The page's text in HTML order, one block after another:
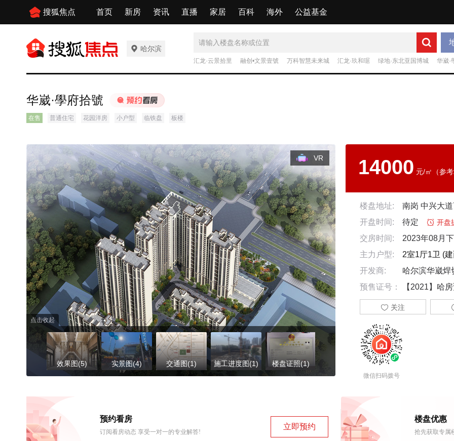
搜狐焦点 首页 新房 资讯 直播 家居 百科 海外 公益基金
哈尔滨
汇龙·云景拾里 融创•文景壹號 万科智慧未来城 汇龙·玖和琚 绿地·东北亚国博城 华崴·
华崴·學府拾號
在售 普通住宅 花园洋房 小户型 临铁盘 板楼
VR
点击收起
效果图(5) 实景图(4) 交通图(1) 施工进度图(1) 楼盘证照(1)
14000 元/㎡（参
楼盘地址:
南岗 中兴大
开盘时间:
待定  开盘
交房时间:
2023年08月
主力户型:
2室1厅1卫 (
开发商:
哈尔滨华崴焊
预售证号：
【2021】哈
 关注
微信扫码拨号
预约看房
订阅看房动态 享受一对一的专业解答!
立即预约
楼盘优惠
抢先获取专属